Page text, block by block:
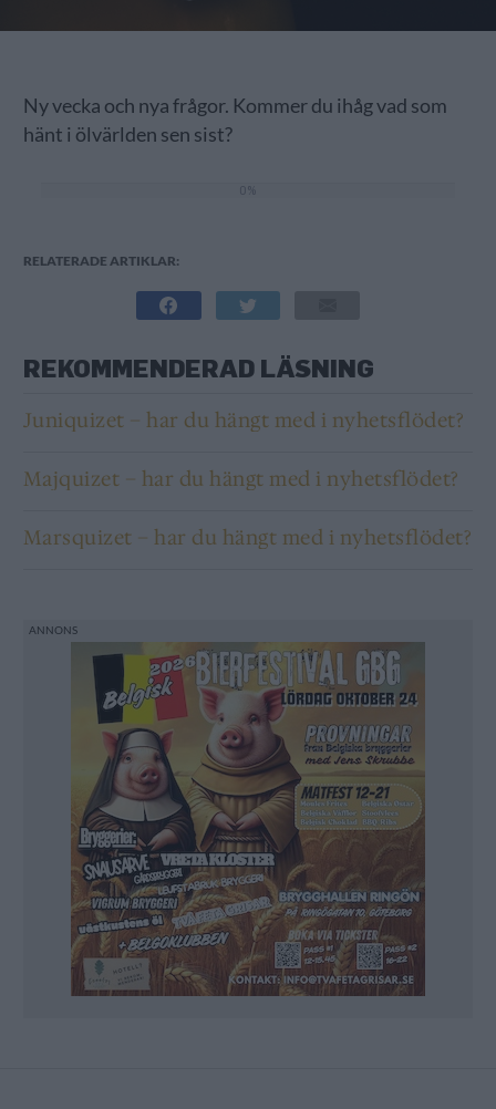
Ny vecka och nya frågor. Kommer du ihåg vad som
hänt i ölvärlden sen sist?
RELATERADE ARTIKLAR:
REKOMMENDERAD LÄSNING
Juniquizet – har du hängt med i nyhetsflödet?
Majquizet – har du hängt med i nyhetsflödet?
Marsquizet – har du hängt med i nyhetsflödet?